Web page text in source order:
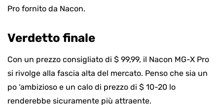
Pro fornito da Nacon.
Verdetto finale
Con un prezzo consigliato di $ 99,99, il Nacon MG-X Pro
si rivolge alla fascia alta del mercato. Penso che sia un
po ‘ambizioso e un calo di prezzo di $ 10-20 lo
renderebbe sicuramente più attraente.